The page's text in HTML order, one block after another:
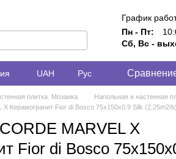
График
Пн - Пт:
Сб, Вс -
UAH Рус
плитка. Мозаика.
Напольная и настенная
X Керамогранит Fior di Bosco 75x150x0.9 Silk (2,25m2/
MARVEL X
Fior di Bosco